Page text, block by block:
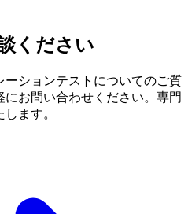
ください
ションテストについてのご質
お問い合わせください。専門
ます。